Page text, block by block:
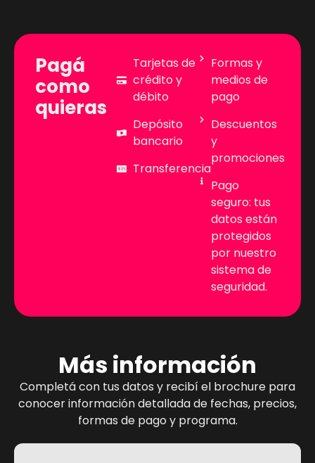
Pagá
como
quieras
Tarjetas de
crédito y
débito
Depósito
bancario
Transferencia
Formas y
medios de
pago
Descuentos
y
promociones
Pago
seguro: tus
datos están
protegidos
por nuestro
sistema de
seguridad.
Más información
Completá con tus datos y recibí el brochure para
conocer información detallada de fechas, precios,
formas de pago y programa.